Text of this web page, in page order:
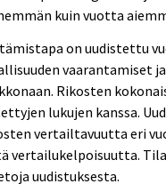
kuin vuotta
on uudistettu
vaarantamiset
Rikosten
lukujen kanssa.
vertailtavuutta eri
vertailukelpoisuutta.
uudistuksesta.